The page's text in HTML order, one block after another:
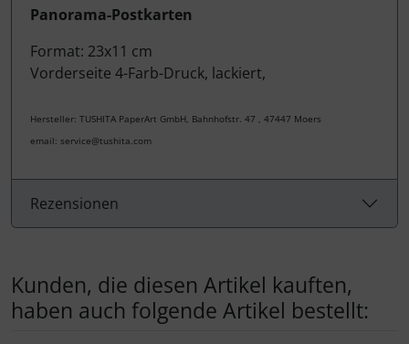
Produktbeschreibung
Panorama-Postkarten
Format: 23x11 cm
Vorderseite 4-Farb-Druck, lackiert,
Hersteller: TUSHITA PaperArt GmbH, Bahnhofstr. 47 , 47447 Moers
email: service@tushita.com
Rezensionen
Kunden, die diesen Artikel kauften,
haben auch folgende Artikel bestellt: